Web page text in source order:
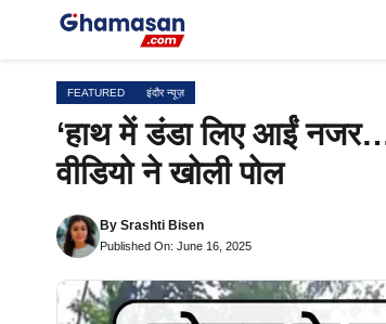
FEATURED इंदौर न्यूज़
‘हाथ में डंडा लिए आईं
वीडियो ने खोली पोल
By Srashti Bisen
Published On: June 16, 2025